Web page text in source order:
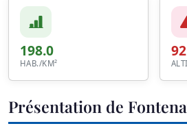
198.0
HAB./KM²
Présentation de